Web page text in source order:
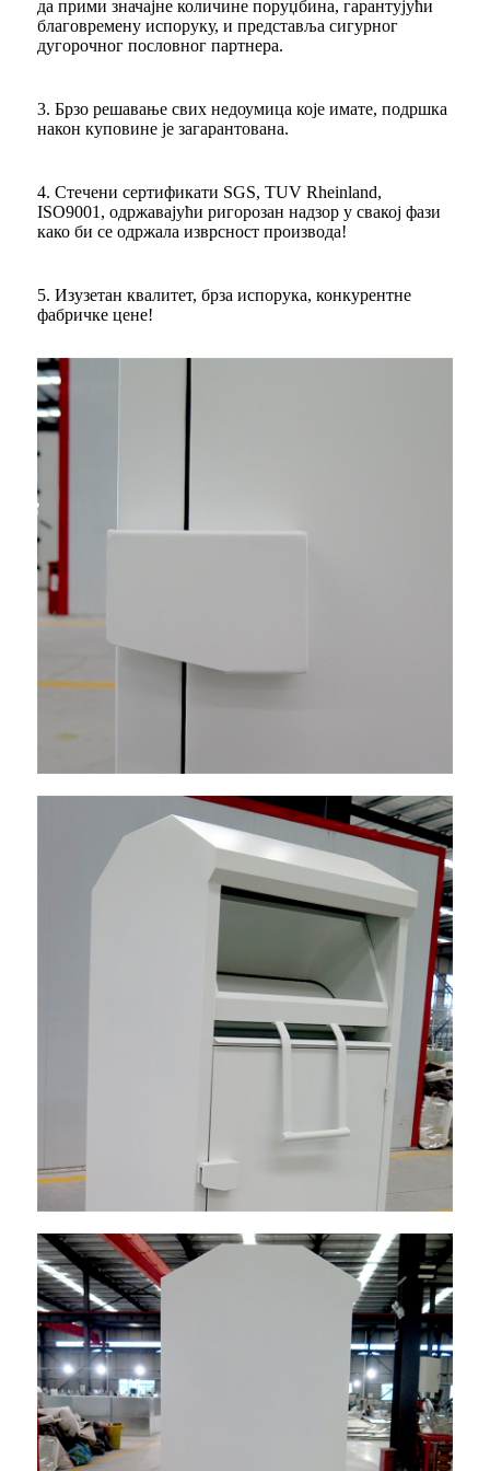
да прими значајне количине поруџбина, гарантујући
благовремену испоруку, и представља сигурног
дугорочног пословног партнера.
3. Брзо решавање свих недоумица које имате, подршка
након куповине је загарантована.
4. Стечени сертификати SGS, TUV Rheinland,
ISO9001, одржавајући ригорозан надзор у свакој фази
како би се одржала изврсност производа!
5. Изузетан квалитет, брза испорука, конкурентне
фабричке цене!